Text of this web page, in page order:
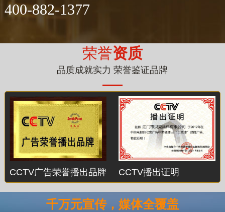
400-882-1377
荣誉资质
品质成就实力 荣誉鉴证品牌
CCTV广告荣誉播出品牌 CCTV播出证明
千万元宣传，媒体全覆盖